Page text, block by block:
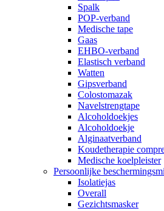
Spalk
POP-verband
Medische tape
Gaas
EHBO-verband
Elastisch verband
Watten
Gipsverband
Colostomazak
Navelstrengtape
Alcoholdoekjes
Alcoholdoekje
Alginaatverband
Koudetherapie
Medische koelpleister
Persoonlijke
Isolatiejas
Overall
Gezichtsmasker